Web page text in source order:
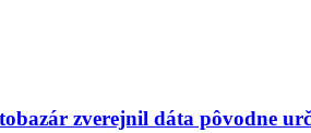
zverejnil dáta pôvodne